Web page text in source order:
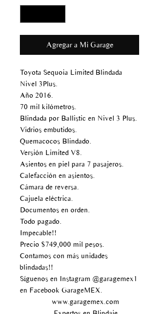
Agregar a Mi Garage
Toyota Sequoia Limited Blindada
Nivel 3Plus.
Año 2016.
70 mil kilómetros.
Blindada por Ballistic en Nivel 3 Plus.
Vidrios embutidos.
Quemacocos Blindado.
Versión Limited V8.
Asientos en piel para 7 pasajeros.
Calefacción en asientos.
Cámara de reversa.
Cajuela eléctrica.
Documentos en orden.
Todo pagado.
Impecable!!
Precio $749,000 mil pesos.
Contamos con más unidades
blindadas!!
Síguenos en Instagram @garagemex1
en Facebook GarageMEX.
www.garagemex.com